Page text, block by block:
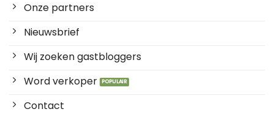
Onze partners
Nieuwsbrief
Wij zoeken gastbloggers
Word verkoper
Contact